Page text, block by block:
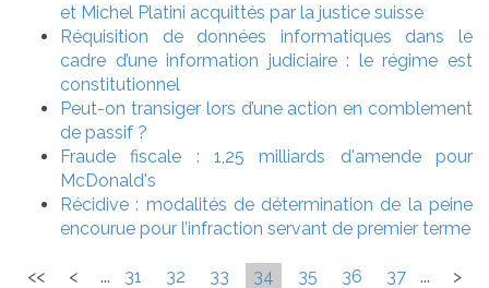
et Michel Platini acquittés par la justice suisse
Réquisition de données informatiques dans le
cadre d’une information judiciaire : le régime est
constitutionnel
Peut-on transiger lors d’une action en comblement
de passif ?
Fraude fiscale : 1,25 milliards d'amende pour
McDonald's
Récidive : modalités de détermination de la peine
encourue pour l’infraction servant de premier terme
<< < ... 31 32 33 34 35 36 37 ... >